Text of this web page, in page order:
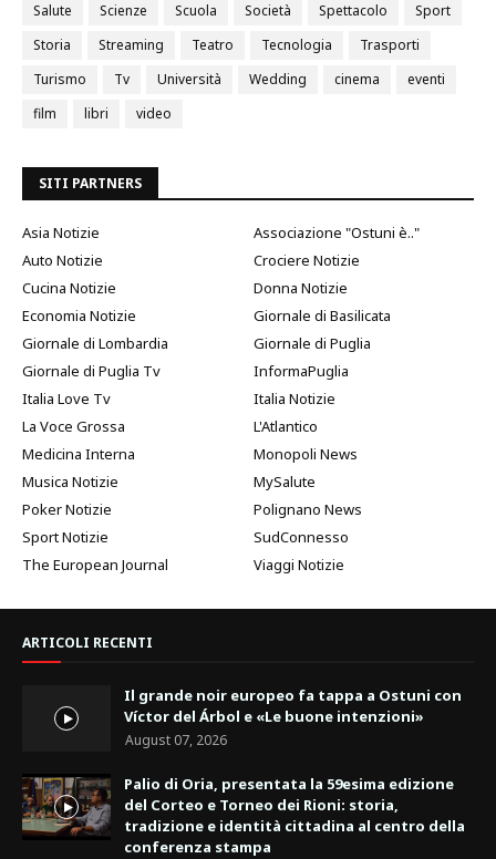
Salute
Scienze Scuola Società Spettacolo
Sport
Storia
Streaming Teatro Tecnologia
Trasporti
Turismo
Tv Università Wedding cinema
eventi
film
libri video
SITI PARTNERS
Asia Notizie
Associazione "Ostuni è.."
Auto Notizie
Crociere Notizie
Cucina Notizie
Donna Notizie
Economia Notizie
Giornale di Basilicata
Giornale di Lombardia
Giornale di Puglia
Giornale di Puglia Tv
InformaPuglia
Italia Love Tv
Italia Notizie
La Voce Grossa
L'Atlantico
Medicina Interna
Monopoli News
Musica Notizie
MySalute
Poker Notizie
Polignano News
Sport Notizie
SudConnesso
The European Journal
Viaggi Notizie
ARTICOLI RECENTI
Il grande noir europeo fa tappa a Ostuni con
Víctor del Árbol e «Le buone intenzioni»
August 07, 2026
Palio di Oria, presentata la 59esima edizione
del Corteo e Torneo dei Rioni: storia,
tradizione e identità cittadina al centro della
conferenza stampa